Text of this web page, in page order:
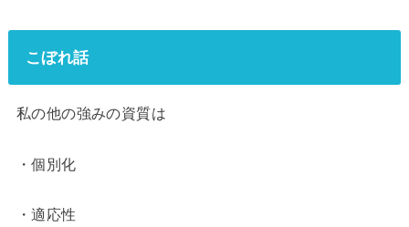
こぼれ話
私の他の強みの資質は
・個別化
・適応性